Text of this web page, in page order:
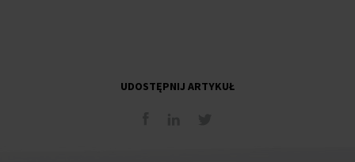
UDOSTĘPNIJ ARTYKUŁ